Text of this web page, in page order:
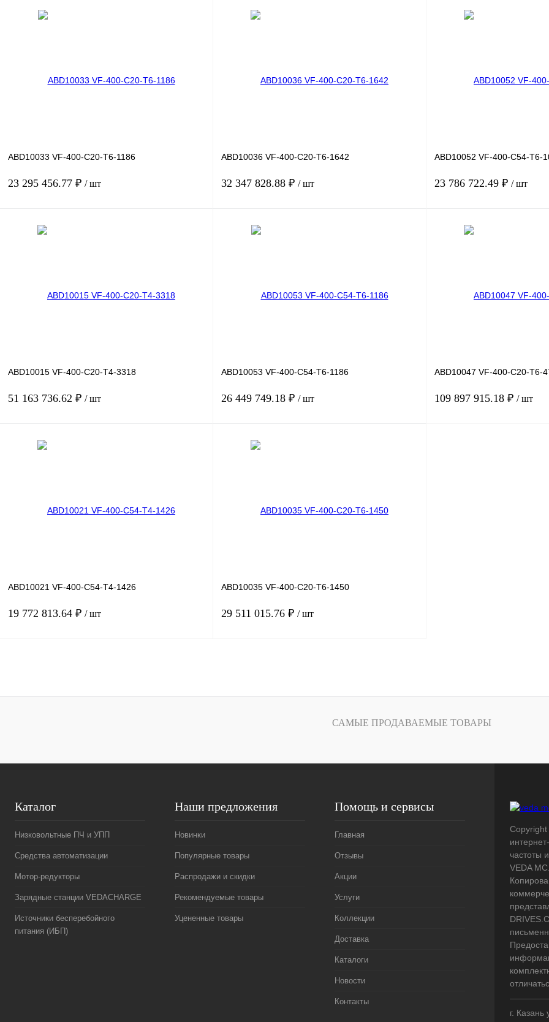
ABD10033 VF-400-C20-T6-1186
23 295 456.77 ₽ / шт
ABD10036 VF-400-C20-T6-1642
32 347 828.88 ₽ / шт
ABD10052 VF-400-C54-T6-
23 786 722.49 ₽ / шт
ABD10015 VF-400-C20-T4-3318
51 163 736.62 ₽ / шт
ABD10053 VF-400-C54-T6-1186
26 449 749.18 ₽ / шт
ABD10047 VF-400-C20-T6-
109 897 915.18 ₽ / шт
ABD10021 VF-400-C54-T4-1426
19 772 813.64 ₽ / шт
Купить в 1 клик Сравнение
ABD10035 VF-400-C20-T6-1450
29 511 015.76 ₽ / шт
Купить в 1 клик Сравнение
САМЫЕ ПРОДАВАЕМЫЕ ТОВАРЫ
Каталог
Низковольтные ПЧ и УПП
Средства автоматизации
Мотор-редукторы
Зарядные станции VEDACHARGE
Источники бесперебойного
питания (ИБП)
Наши предложения
Новинки
Популярные товары
Распродажи и скидки
Рекомендуемые товары
Уцененные товары
Помощь и сервисы
Главная
Отзывы
Акции
Услуги
Коллекции
Доставка
Каталоги
Новости
Контакты
частоты
VEDA
г.